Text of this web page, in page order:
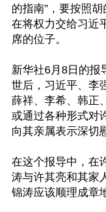
的指南”，要按照
在将权力交给习近
席的位子。
新华社6月8日的报
世后，习近平、李
薛祥、李希、韩正
或通过各种形式对
向其亲属表示深切
在这个报导中，在
涛与许其亮和其家
锦涛应该顺理成章